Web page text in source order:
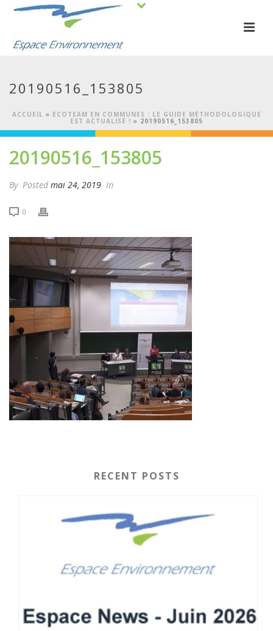
20190516_153805
ACCUEIL » ECOTEAM EN COMMUNES : LE GUIDE MÉTHODOLOGIQUE
EST ACTUALISÉ ! » 20190516_153805
20190516_153805
By Posted mai 24, 2019 In
0
RECENT POSTS